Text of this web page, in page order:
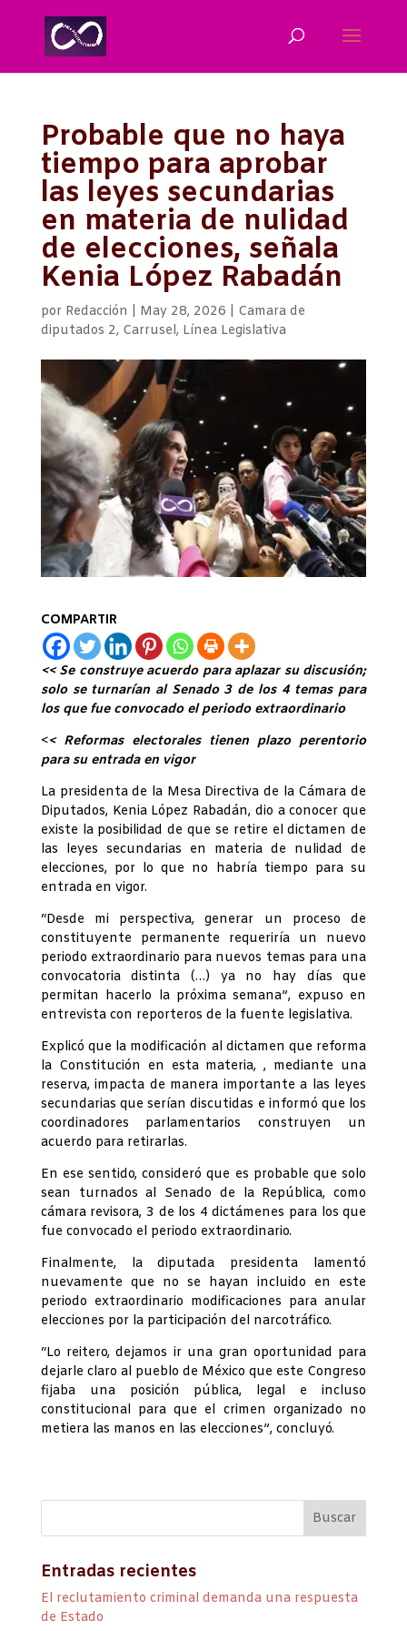
Probable que no haya
tiempo para aprobar
las leyes secundarias
en materia de nulidad
de elecciones, señala
Kenia López Rabadán
por Redacción May 28, 2026
Camara de
diputados 2, Carrusel, Línea Legislativa
COMPARTIR
<< Se construye acuerdo para aplazar su discusión;
solo se turnarían al Senado 3 de los 4 temas para
los que fue convocado el periodo extraordinario
<< Reformas electorales tienen plazo perentorio
para su entrada en vigor
La presidenta de la Mesa Directiva de la Cámara de
Diputados, Kenia López Rabadán, dio a conocer que
existe la posibilidad de que se retire el dictamen de
las leyes secundarias en materia de nulidad de
elecciones, por lo que no habría tiempo para su
entrada en vigor.
“Desde mi perspectiva, generar un proceso de
constituyente permanente requeriría un nuevo
periodo extraordinario para nuevos temas para una
convocatoria distinta (…) ya no hay días que
permitan hacerlo la próxima semana”, expuso en
entrevista con reporteros de la fuente legislativa.
Explicó que la modificación al dictamen que reforma
la Constitución en esta materia, , mediante una
reserva, impacta de manera importante a las leyes
secundarias que serían discutidas e informó que los
coordinadores parlamentarios construyen un
acuerdo para retirarlas.
En ese sentido, consideró que es probable que solo
sean turnados al Senado de la República, como
cámara revisora, 3 de los 4 dictámenes para los que
fue convocado el periodo extraordinario.
Finalmente, la diputada presidenta lamentó
nuevamente que no se hayan incluido en este
periodo extraordinario modificaciones para anular
elecciones por la participación del narcotráfico.
“Lo reitero, dejamos ir una gran oportunidad para
dejarle claro al pueblo de México que este Congreso
fijaba una posición pública, legal e incluso
constitucional para que el crimen organizado no
metiera las manos en las elecciones”, concluyó.
Entradas recientes
El reclutamiento criminal demanda una respuesta
de Estado